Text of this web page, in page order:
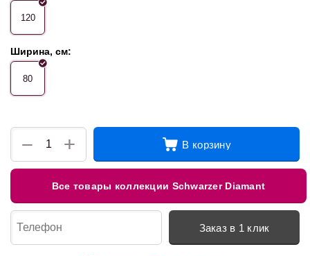
120
Ширина, см:
80
+
− В корзину
Все товары коллекции Schwarzer Diamant
Заказ в 1 клик